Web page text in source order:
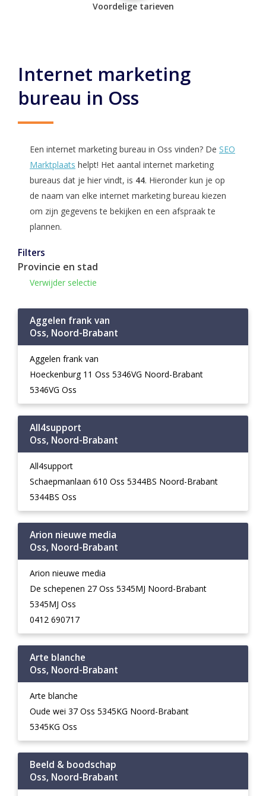
Voordelige tarieven
Internet marketing
bureau in Oss
Een internet marketing bureau in Oss vinden? De SEO
Marktplaats helpt! Het aantal internet marketing
bureaus dat je hier vindt, is 44. Hieronder kun je op
de naam van elke internet marketing bureau kiezen
om zijn gegevens te bekijken en een afspraak te
plannen.
Filters
Provincie en stad
Verwijder selectie
Aggelen frank van
Oss, Noord-Brabant
Aggelen frank van
Hoeckenburg 11 Oss 5346VG Noord-Brabant
5346VG Oss
All4support
Oss, Noord-Brabant
All4support
Schaepmanlaan 610 Oss 5344BS Noord-Brabant
5344BS Oss
Arion nieuwe media
Oss, Noord-Brabant
Arion nieuwe media
De schepenen 27 Oss 5345MJ Noord-Brabant
5345MJ Oss
0412 690717
Arte blanche
Oss, Noord-Brabant
Arte blanche
Oude wei 37 Oss 5345KG Noord-Brabant
5345KG Oss
Beeld & boodschap
Oss, Noord-Brabant